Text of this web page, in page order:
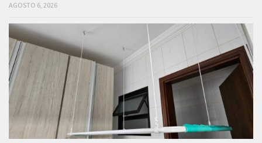
AGOSTO 6, 2026